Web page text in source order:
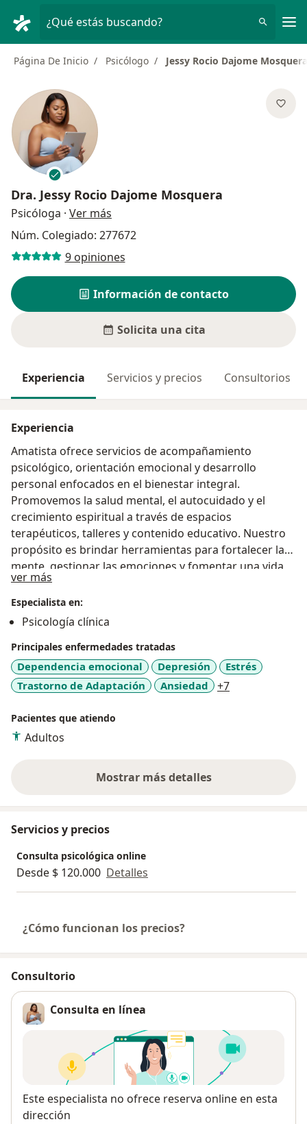
¿Qué estás buscando?
Página De Inicio Psicólogo Jessy Rocio Dajome Mosquera
Dra. Jessy Rocio Dajome Mosquera
Psicóloga · Ver más
Núm. Colegiado: 277672
9 opiniones
Información de contacto
Solicita una cita
Experiencia Servicios y precios Consultorios
Experiencia
Amatista ofrece servicios de acompañamiento
psicológico, orientación emocional y desarrollo
personal enfocados en el bienestar integral.
Promovemos la salud mental, el autocuidado y el
crecimiento espiritual a través de espacios
terapéuticos, talleres y contenido educativo. Nuestro
propósito es brindar herramientas para fortalecer la
mente, gestionar las emociones y fomentar una vida
más equilibrada y consciente.
ver más
Especialista en:
Psicología clínica
Principales enfermedades tratadas
Dependencia emocional Depresión
Estrés
Trastorno de Adaptación
Ansiedad +7
Pacientes que atiendo
Adultos
Mostrar más detalles
sobre la experiencia
Servicios y precios
Consulta psicológica online
Desde $ 120.000 Detalles
¿Cómo funcionan los precios?
Consultorio
Consulta en línea
Disponibilidad
Este especialista no ofrece reserva online en esta
dirección